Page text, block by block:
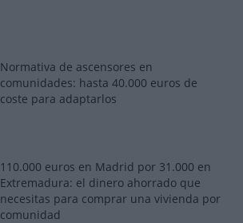
Normativa de ascensores en
comunidades: hasta 40.000 euros de
coste para adaptarlos
110.000 euros en Madrid por 31.000 en
Extremadura: el dinero ahorrado que
necesitas para comprar una vivienda por
comunidad